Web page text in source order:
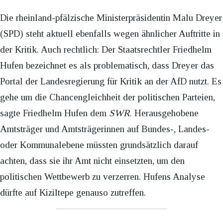
Die rheinland-pfälzische Ministerpräsidentin Malu Dreyer
(SPD) steht aktuell ebenfalls wegen ähnlicher Auftritte in
der Kritik. Auch rechtlich: Der Staatsrechtler Friedhelm
Hufen bezeichnet es als problematisch, dass Dreyer das
Portal der Landesregierung für Kritik an der AfD nutzt. Es
gehe um die Chancengleichheit der politischen Parteien,
sagte Friedhelm Hufen dem SWR. Herausgehobene
Amtsträger und Amtsträgerinnen auf Bundes-, Landes-
oder Kommunalebene müssten grundsätzlich darauf
achten, dass sie ihr Amt nicht einsetzten, um den
politischen Wettbewerb zu verzerren. Hufens Analyse
dürfte auf Kiziltepe genauso zutreffen.